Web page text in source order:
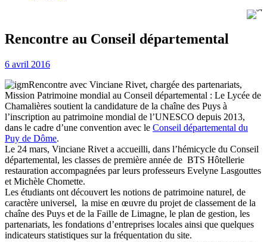
Rencontre au Conseil départemental
6 avril 2016
Rencontre avec Vinciane Rivet, chargée des partenariats,
Mission Patrimoine mondial au Conseil départemental : Le Lycée de
Chamalières soutient la candidature de la chaîne des Puys à
l’inscription au patrimoine mondial de l’UNESCO depuis 2013,
dans le cadre d’une convention avec le Conseil départemental du
Puy de Dôme.
Le 24 mars, Vinciane Rivet a accueilli, dans l’hémicycle du Conseil
départemental, les classes de première année de BTS Hôtellerie
restauration accompagnées par leurs professeurs Evelyne Lasgouttes
et Michèle Chomette.
Les étudiants ont découvert les notions de patrimoine naturel, de
caractère universel, la mise en œuvre du projet de classement de la
chaîne des Puys et de la Faille de Limagne, le plan de gestion, les
partenariats, les fondations d’entreprises locales ainsi que quelques
indicateurs statistiques sur la fréquentation du site.